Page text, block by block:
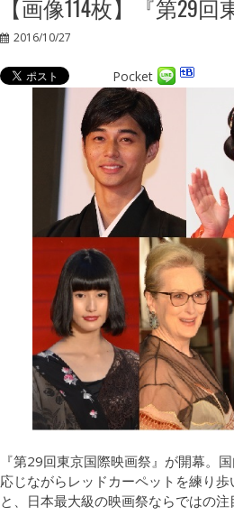
【画像114枚】『第29
2016/10/27
Pocket
『第29回東京国際映画祭』が開幕。
応じながらレッドカーペットを練り
と、日本最大級の映画祭ならではの